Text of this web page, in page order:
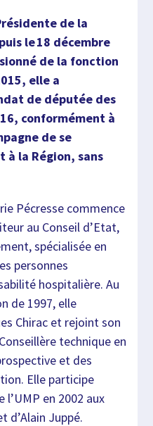
de la
le 18 décembre
de la fonction
elle a
de députée des
conformément à
de se
à la Région, sans
Pécresse commence
au Conseil d’Etat,
spécialisée en
personnes
hospitalière. Au
de 1997, elle
Chirac et rejoint son
technique en
et des
Elle participe
en 2002 aux
d’Alain Juppé.